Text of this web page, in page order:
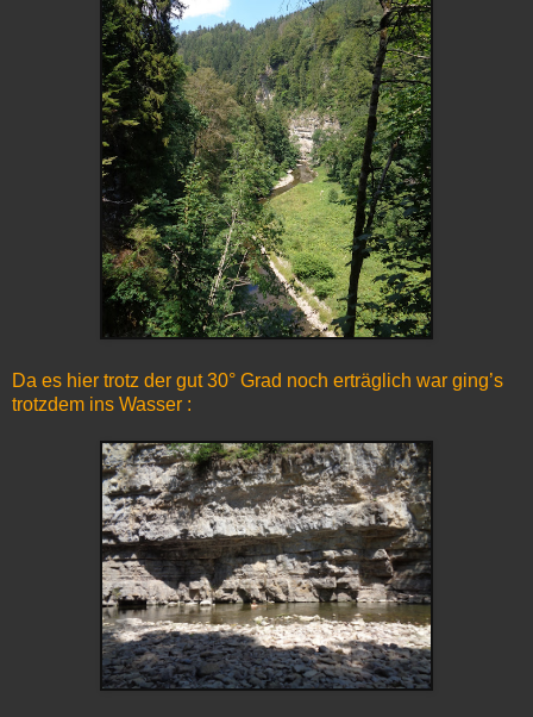
Da es hier trotz der gut 30° Grad noch erträglich war ging’s
trotzdem ins Wasser :